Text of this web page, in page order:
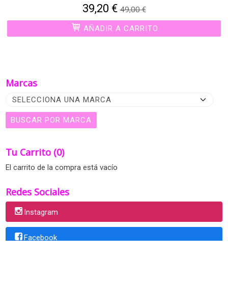
Marcas
Tu Carrito (0)
El carrito de la compra está vacío
Redes Sociales
Instagram
Facebook
39,20 €49,00 €
AÑADIR A CARRITO